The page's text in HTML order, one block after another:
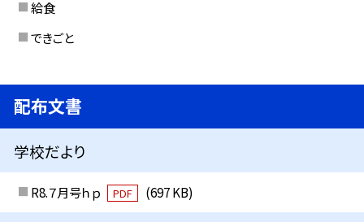
給食
できごと
配布文書
学校だより
R8.７月号ｈｐ PDF (697 KB)